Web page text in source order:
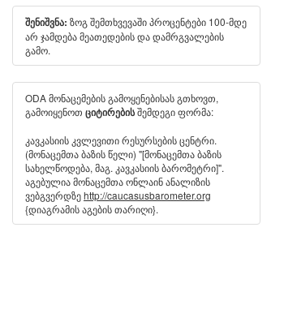
შენიშვნა: ზოგ შემთხვევაში პროცენტები 100-მდე
არ ჯამდება მეათედების და დამრგვალების
გამო.
ODA მონაცემების გამოყენებისას გთხოვთ,
გამოიყენოთ ციტირებისშემდეგი ფორმა:
კავკასიის კვლევითი რესურსების ცენტრი.
(მონაცემთა ბაზის წელი) "[მონაცემთა ბაზის
სახელწოდება, მაგ. კავკასიის ბარომეტრი]".
აგებულია მონაცემთა ონლაინ ანალიზის
ვებგვერდზეhttp://caucasusbarometer.org
{დიაგრამის აგების თარიღი}.